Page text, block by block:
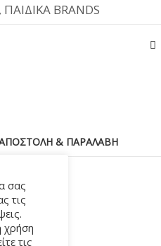
, ΠΑΙΔΙΚΑ BRANDS
& ΠΑΡΑΛΑΒΉ
σας
τις
χρήση
τις